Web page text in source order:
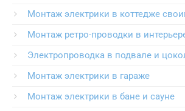
Монтаж электрики в коттедже
Монтаж ретро-проводки в
Электропроводка в подвале и
Монтаж электрики в гараже
Монтаж электрики в бане и сауне